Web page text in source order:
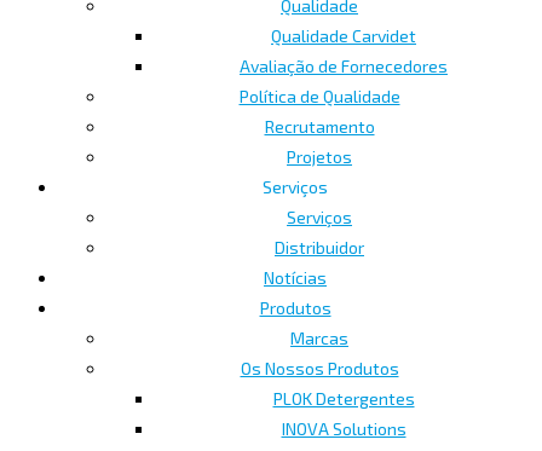
Qualidade
Qualidade Carvidet
Avaliação de Fornecedores
Política de Qualidade
Recrutamento
Projetos
Serviços
Serviços
Distribuidor
Notícias
Produtos
Marcas
Os Nossos Produtos
PLOK Detergentes
INOVA Solutions